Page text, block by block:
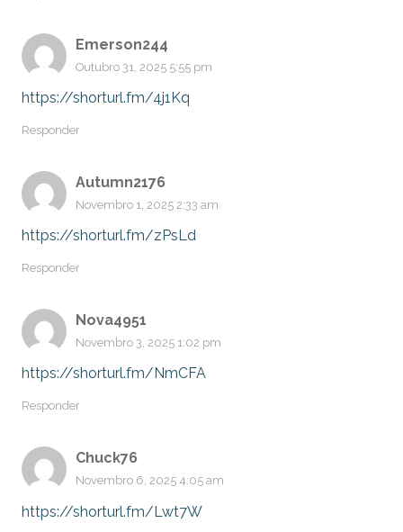
Emerson244
Outubro 31, 2025 5:55 pm
https://shorturl.fm/4j1Kq
Responder
Autumn2176
Novembro 1, 2025 2:33 am
https://shorturl.fm/zPsLd
Responder
Nova4951
Novembro 3, 2025 1:02 pm
https://shorturl.fm/NmCFA
Responder
Chuck76
Novembro 6, 2025 4:05 am
https://shorturl.fm/Lwt7W